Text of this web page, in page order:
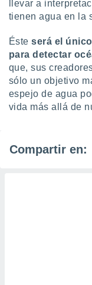
llevar a
tienen agua en la
Ésteserá el
para detectar
que, sus
sólo un objetivo
espejo de agua
vida más allá de
Compartir en: